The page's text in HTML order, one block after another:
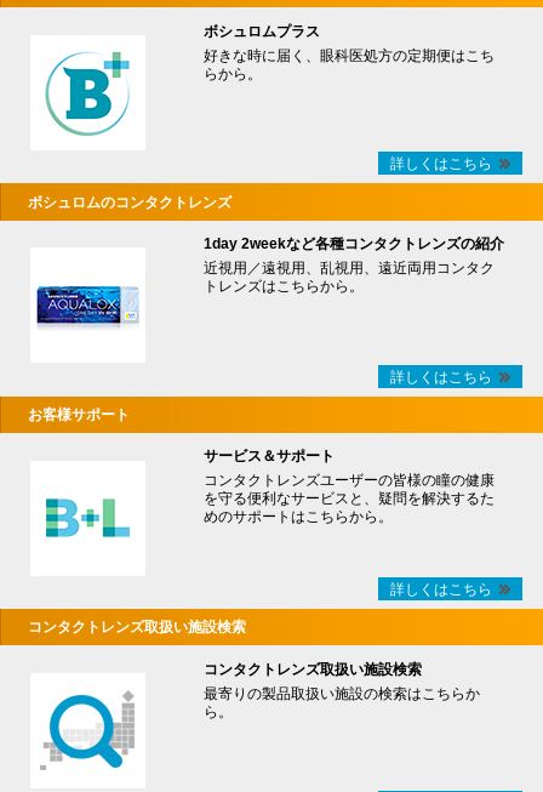
ボシュロムプラス
好きな時に届く、眼科医処方の定期便はこち
らから。
詳しくはこちら
ボシュロムのコンタクトレンズ
1day 2weekなど各種コンタクトレンズの紹介
近視用／遠視用、乱視用、遠近両用コンタク
トレンズはこちらから。
詳しくはこちら
お客様サポート
サービス＆サポート
コンタクトレンズユーザーの皆様の瞳の健康
を守る便利なサービスと、疑問を解決するた
めのサポートはこちらから。
詳しくはこちら
コンタクトレンズ取扱い施設検索
コンタクトレンズ取扱い施設検索
最寄りの製品取扱い施設の検索はこちらか
ら。